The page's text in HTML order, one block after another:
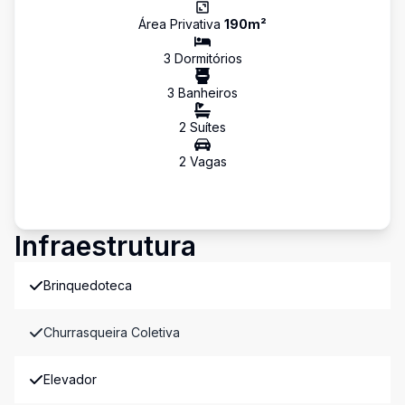
Área Privativa 190m²
3 Dormitórios
3 Banheiros
2 Suítes
2 Vagas
Infraestrutura
Brinquedoteca
Churrasqueira Coletiva
Elevador